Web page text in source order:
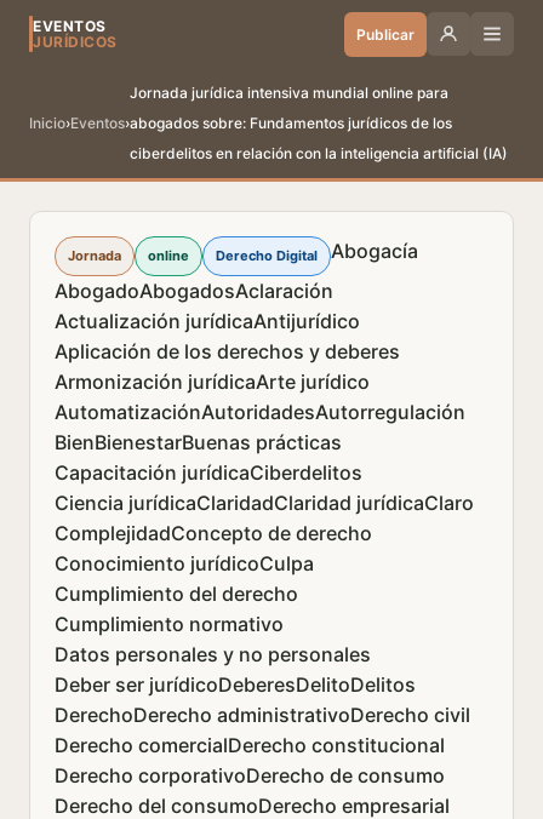
EVENTOS
JURÍDICOS
Publicar
Inicio›Eventos›
Jornada jurídica intensiva mundial online para
abogados sobre: Fundamentos jurídicos de los
ciberdelitos en relación con la inteligencia artificial (IA)
Jornada online Derecho Digital
Abogacía
AbogadoAbogadosAclaración
Actualización jurídicaAntijurídico
Aplicación de los derechos y deberes
Armonización jurídicaArte jurídico
AutomatizaciónAutoridadesAutorregulación
BienBienestarBuenas prácticas
Capacitación jurídicaCiberdelitos
Ciencia jurídicaClaridadClaridad jurídicaClaro
ComplejidadConcepto de derecho
Conocimiento jurídicoCulpa
Cumplimiento del derecho
Cumplimiento normativo
Datos personales y no personales
Deber ser jurídicoDeberesDelitoDelitos
DerechoDerecho administrativoDerecho civil
Derecho comercialDerecho constitucional
Derecho corporativoDerecho de consumo
Derecho del consumoDerecho empresarial